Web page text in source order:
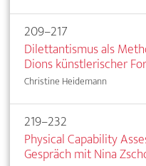
209–217
Dilettantismus als
Dions künstlerischer
Christine Heidemann
219–232
Physical Capability
Gespräch mit Nina